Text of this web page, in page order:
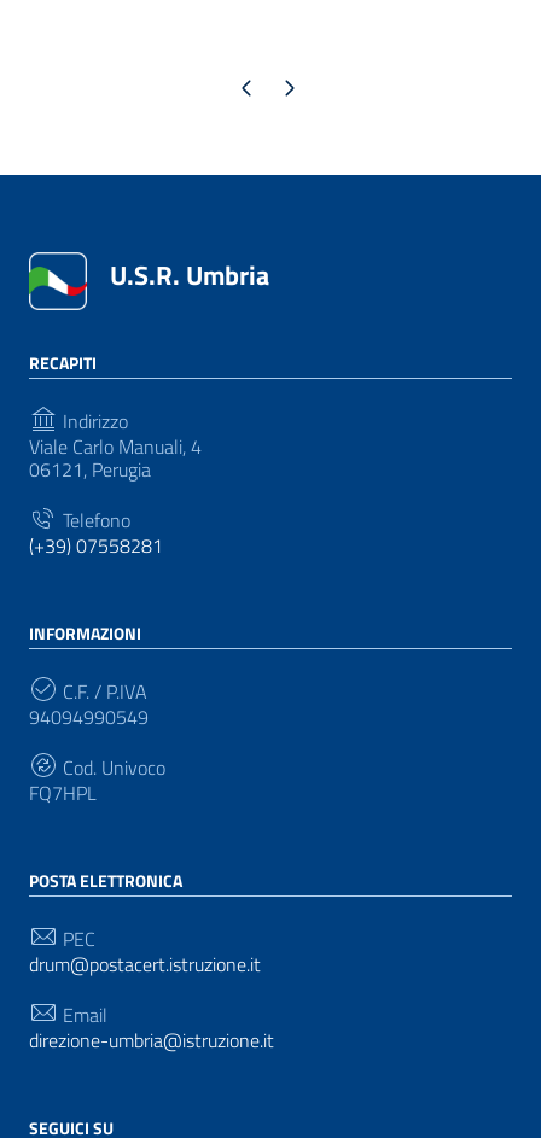
Pagina precedente
Pagina successiva
U.S.R. Umbria
RECAPITI
Indirizzo
Viale Carlo Manuali, 4
06121, Perugia
Telefono
(+39) 07558281
INFORMAZIONI
C.F. / P.IVA
94094990549
Cod. Univoco
FQ7HPL
POSTA ELETTRONICA
PEC
drum@postacert.istruzione.it
Email
direzione-umbria@istruzione.it
SEGUICI SU